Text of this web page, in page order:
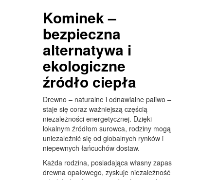
Kominek –
bezpieczna
alternatywa i
ekologiczne
źródło ciepła
Drewno – naturalne i odnawialne paliwo –
staje się coraz ważniejszą częścią
niezależności energetycznej. Dzięki
lokalnym źródłom surowca, rodziny mogą
uniezależnić się od globalnych rynków i
niepewnych łańcuchów dostaw.
Każda rodzina, posiadająca własny zapas
drewna opałowego, zyskuje niezależność